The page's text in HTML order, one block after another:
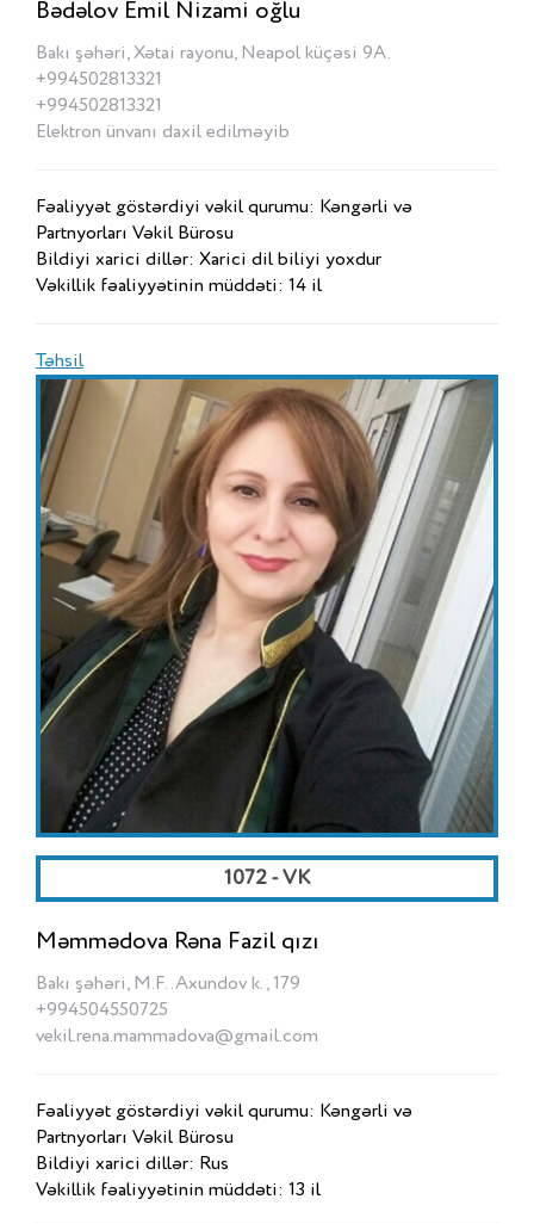
Bədəlov Emil Nizami oğlu
Bakı şəhəri, Xətai rayonu, Neapol küçəsi 9A.
+994502813321
+994502813321
Elektron ünvanı daxil edilməyib
Fəaliyyət göstərdiyi vəkil qurumu: Kəngərli və
Partnyorları Vəkil Bürosu
Bildiyi xarici dillər: Xarici dil biliyi yoxdur
Vəkillik fəaliyyətinin müddəti: 14 il
Təhsil
1072 - VK
Məmmədova Rəna Fazil qızı
Bakı şəhəri, M.F..Axundov k., 179
+994504550725
vekil.rena.mammadova@gmail.com
Fəaliyyət göstərdiyi vəkil qurumu: Kəngərli və
Partnyorları Vəkil Bürosu
Bildiyi xarici dillər: Rus
Vəkillik fəaliyyətinin müddəti: 13 il